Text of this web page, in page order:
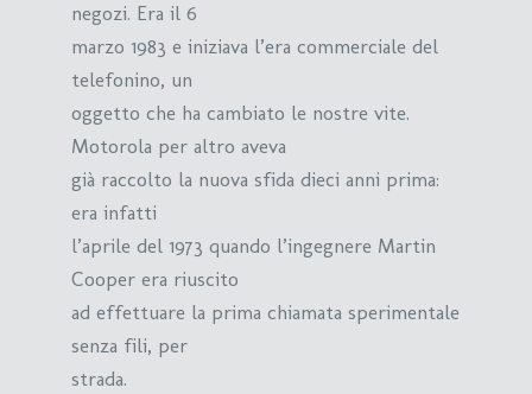
negozi. Era il 6
marzo 1983 e iniziava l’era commerciale del
telefonino, un
oggetto che ha cambiato le nostre vite.
Motorola per altro aveva
già raccolto la nuova sfida dieci anni prima:
era infatti
l’aprile del 1973 quando l’ingegnere Martin
Cooper era riuscito
ad effettuare la prima chiamata sperimentale
senza fili, per
strada.